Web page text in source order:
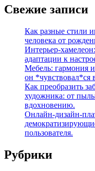
Свежие записи
Как разные стили
человека от
Интерьер-
адаптации к
Мебель: гармония
он *чувствовал*ся
Как преобразить
художника: от
вдохновению.
Онлайн-дизайн-
пользователя.
Рубрики